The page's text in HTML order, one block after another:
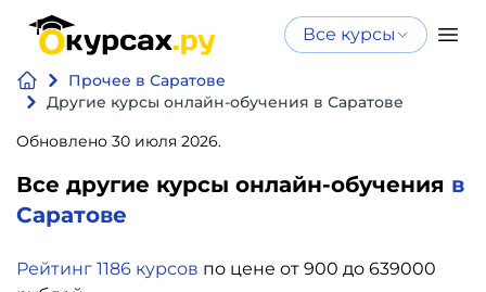
Все курсы
Прочее в Саратове
Другие курсы онлайн-обучения в Саратове
Обновлено 30 июля 2026.
Все другие курсы онлайн-обучения в
Саратове
Рейтинг 1186 курсов по цене от 900 до 639000
Нейросеть
и ИИ
Бизнес
Нейросеть и ИИ
интеллекту